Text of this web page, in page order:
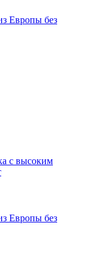
Европы без
с высоким
Европы без